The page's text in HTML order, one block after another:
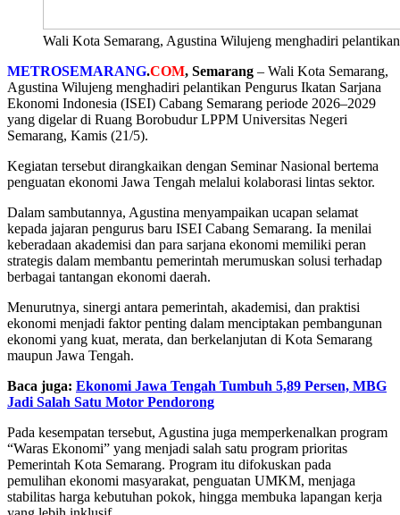
Wali Kota Semarang, Agustina Wilujeng menghadiri
METROSEMARANG.COM, Semarang – Wali Kota Semarang,
Agustina Wilujeng menghadiri pelantikan Pengurus Ikatan Sarjana
Ekonomi Indonesia (ISEI) Cabang Semarang periode 2026–2029
yang digelar di Ruang Borobudur LPPM Universitas Negeri
Semarang, Kamis (21/5).
Kegiatan tersebut dirangkaikan dengan Seminar Nasional bertema
penguatan ekonomi Jawa Tengah melalui kolaborasi lintas sektor.
Dalam sambutannya, Agustina menyampaikan ucapan selamat
kepada jajaran pengurus baru ISEI Cabang Semarang. Ia menilai
keberadaan akademisi dan para sarjana ekonomi memiliki peran
strategis dalam membantu pemerintah merumuskan solusi terhadap
berbagai tantangan ekonomi daerah.
Menurutnya, sinergi antara pemerintah, akademisi, dan praktisi
ekonomi menjadi faktor penting dalam menciptakan pembangunan
ekonomi yang kuat, merata, dan berkelanjutan di Kota Semarang
maupun Jawa Tengah.
Baca juga: Ekonomi Jawa Tengah Tumbuh 5,89 Persen, MBG
Jadi Salah Satu Motor Pendorong
Pada kesempatan tersebut, Agustina juga memperkenalkan program
“Waras Ekonomi” yang menjadi salah satu program prioritas
Pemerintah Kota Semarang. Program itu difokuskan pada
pemulihan ekonomi masyarakat, penguatan UMKM, menjaga
stabilitas harga kebutuhan pokok, hingga membuka lapangan kerja